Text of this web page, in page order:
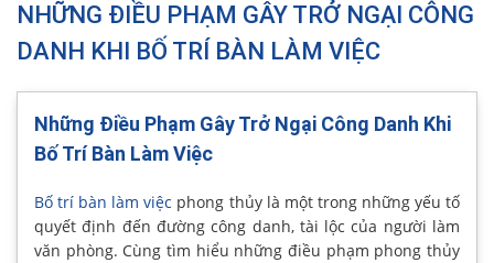
NHỮNG ĐIỀU PHẠM GÂY TRỞ NGẠI CÔNG
DANH KHI BỐ TRÍ BÀN LÀM VIỆC
Những Điều Phạm Gây Trở Ngại Công Danh Khi
Bố Trí Bàn Làm Việc
Bố trí bàn làm việc phong thủy là một trong những yếu tố
quyết định đến đường công danh, tài lộc của người làm
văn phòng. Cùng tìm hiểu những điều phạm phong thủy